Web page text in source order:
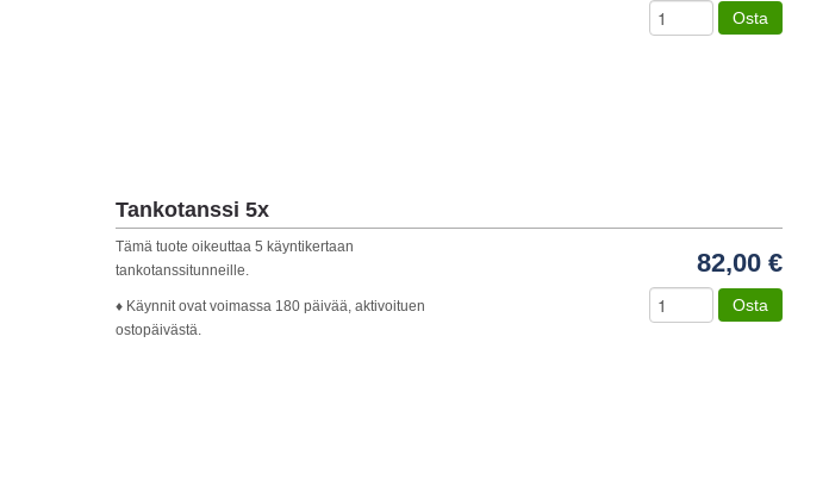
Osta
Tankotanssi 5x
Tämä tuote oikeuttaa 5 käyntikertaan
tankotanssitunneille.
♦ Käynnit ovat voimassa 180 päivää, aktivoituen
ostopäivästä.
82,00 €
Osta